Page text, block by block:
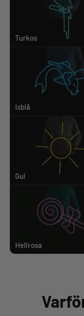
Turkos
Isblå
Gul
Hellrosa